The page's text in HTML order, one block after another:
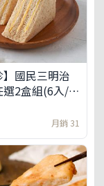
】國民三明治
選2盒組(6入/
月銷 31